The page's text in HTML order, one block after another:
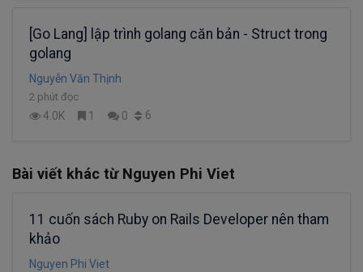
[Go Lang] lập trình golang căn bản - Struct trong
golang
Nguyễn Văn Thịnh
2 phút đọc
4.0K 1 0 6
Bài viết khác từ Nguyen Phi Viet
11 cuốn sách Ruby on Rails Developer nên tham
khảo
Nguyen Phi Viet